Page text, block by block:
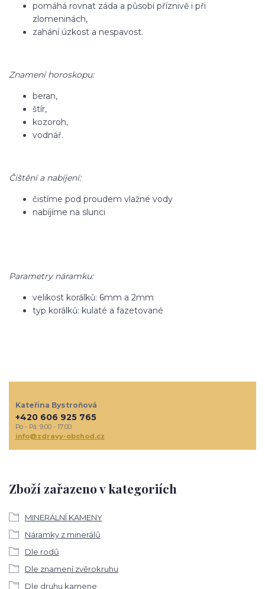
pomáhá rovnat záda a působí příznivě i při
zlomeninách,
zahání úzkost a nespavost.
Znamení horoskopu:
beran,
štír,
kozoroh,
vodnář.
Čištění a nabíjení:
čistíme pod proudem vlažné vody
nabíjíme na slunci
Parametry náramku:
velikost korálků: 6mm a 2mm
typ korálků: kulaté a fazetované
Zboží zařazeno v kategoriích
MINERÁLNÍ KAMENY
Náramky z minerálů
Dle rodů
Dle znamení zvěrokruhu
Dle druhu kamene
Kateřina Bystroňová
+420 606 925 765
Po - Pá: 9:00 - 17:00
info@zdravy-obchod.cz